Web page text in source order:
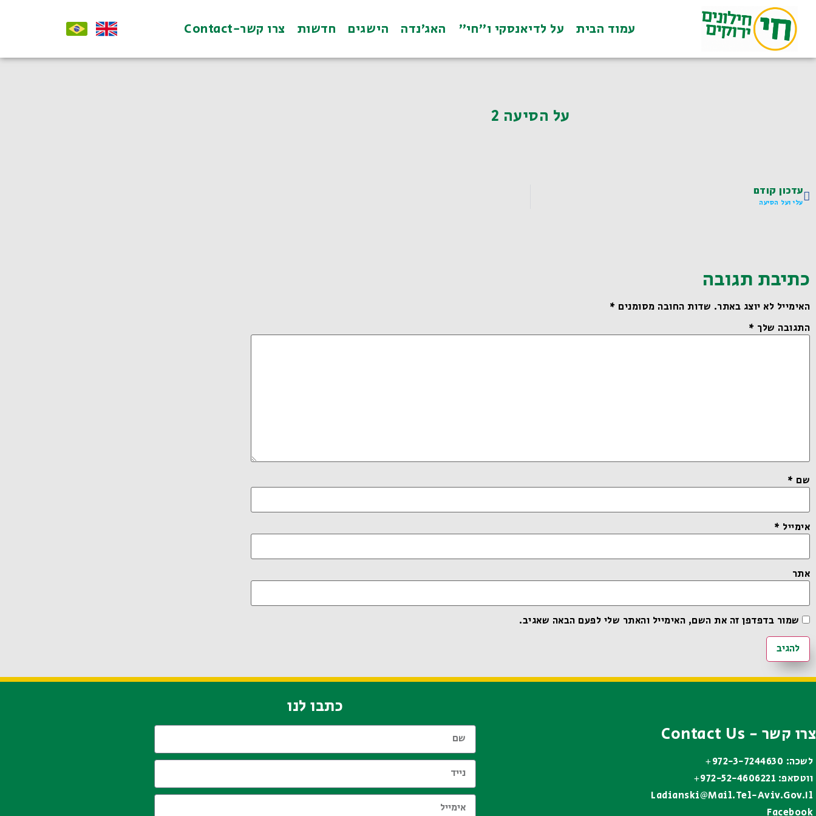
עמוד הבית על לדיאנסקי ו"חי" האג׳נדה הישגים חדשות צרו קשר-Contact
על הסיעה 2
עדכון קודם
עלי ועל הסיעה
כתיבת תגובה
האימייל לא יוצג באתר. שדות החובה מסומנים *
התגובה שלך *
שם *
אימייל *
אתר
שמור בדפדפן זה את השם, האימייל והאתר שלי לפעם הבאה שאגיב.
צרו קשר - Contact Us
לשכה: 972-3-7244630+
ווטסאפ: 972-52-4606221+
Ladianski@mail.tel-Aviv.gov.il
Facebook
כתבו לנו